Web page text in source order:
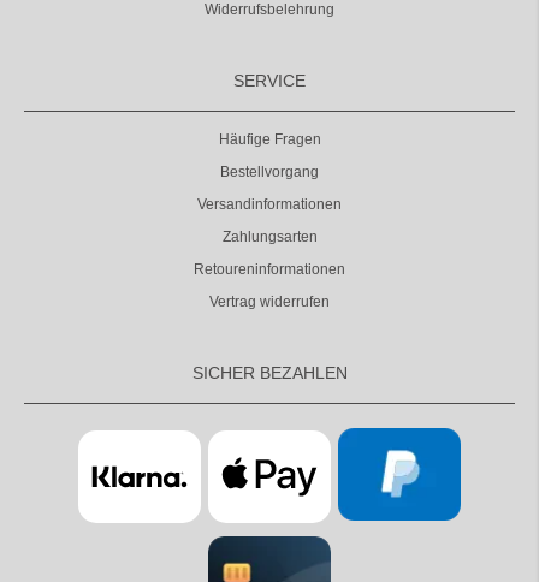
Widerrufsbelehrung
SERVICE
Häufige Fragen
Bestellvorgang
Versandinformationen
Zahlungsarten
Retoureninformationen
Vertrag widerrufen
SICHER BEZAHLEN